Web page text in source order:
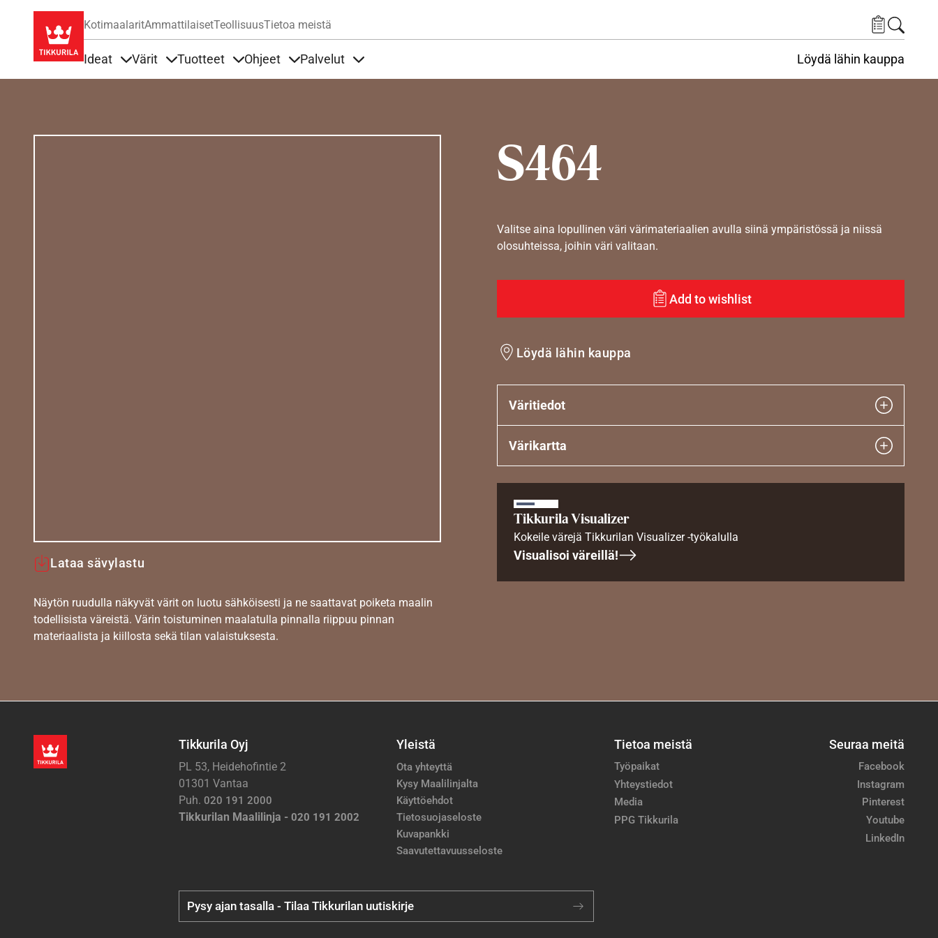
KotimaalaritAmmattilaisetTeollisuusTietoa meistä
Ideat Värit Tuotteet Ohjeet Palvelut Löydä lähin kauppa
S464
Lataa sävylastu
Näytön ruudulla näkyvät värit on luotu sähköisesti ja ne saattavat poiketa maalin
todellisista väreistä. Värin toistuminen maalatulla pinnalla riippuu pinnan
materiaalista ja kiillosta sekä tilan valaistuksesta.
Valitse aina lopullinen väri värimateriaalien avulla siinä ympäristössä ja niissä
olosuhteissa, joihin väri valitaan.
Add to wishlist
Löydä lähin kauppa
Väritiedot
Värikartta
Tikkurila Visualizer
Kokeile värejä Tikkurilan Visualizer -työkalulla
Visualisoi väreillä!
Tikkurila Oyj
PL 53, Heidehofintie 2
01301 Vantaa
Puh. 020 191 2000
Tikkurilan Maalilinja - 020 191 2002
Yleistä
Ota yhteyttä
Kysy Maalilinjalta
Käyttöehdot
Tietosuojaseloste
Kuvapankki
Saavutettavuusseloste
Tietoa meistä
Työpaikat
Yhteystiedot
Media
PPG Tikkurila
Seuraa meitä
Facebook
Instagram
Pinterest
Youtube
LinkedIn
Pysy ajan tasalla - Tilaa Tikkurilan uutiskirje